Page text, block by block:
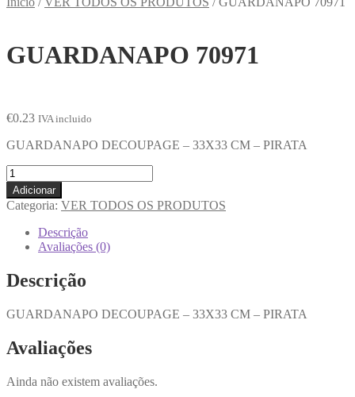
GUARDANAPO 70971
€0.23 IVA incluido
GUARDANAPO DECOUPAGE – 33X33 CM – PIRATA
Adicionar
Categoria: VER TODOS OS PRODUTOS
Descrição
Avaliações (0)
Descrição
GUARDANAPO DECOUPAGE – 33X33 CM – PIRATA
Avaliações
Ainda não existem avaliações.